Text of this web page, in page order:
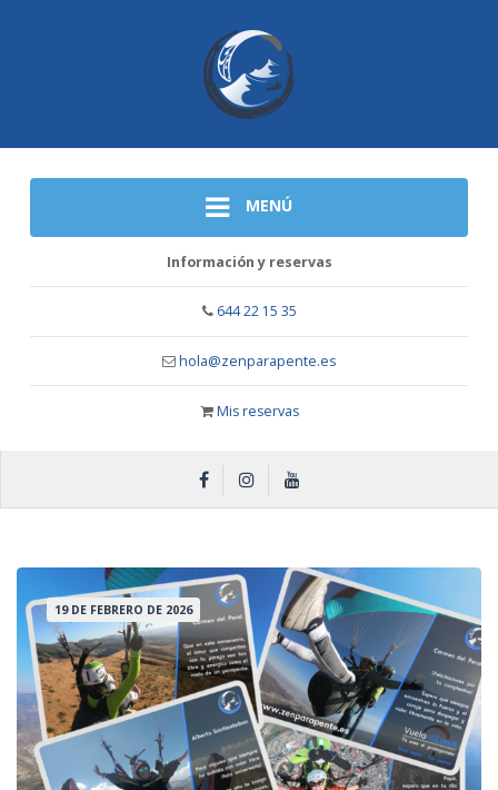
MENÚ
Información y reservas
644 22 15 35
hola@zenparapente.es
Mis reservas
19 DE FEBRERO DE 2026